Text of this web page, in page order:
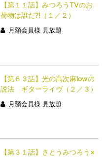
【第１１話】みつろうTVのお
荷物は誰だ?!（１／２）
月額会員様 見放題
【第６３話】光の高次麻lowの
説法 ギターライヴ（２／３）
月額会員様 見放題
【第３１話】さとうみつろう×